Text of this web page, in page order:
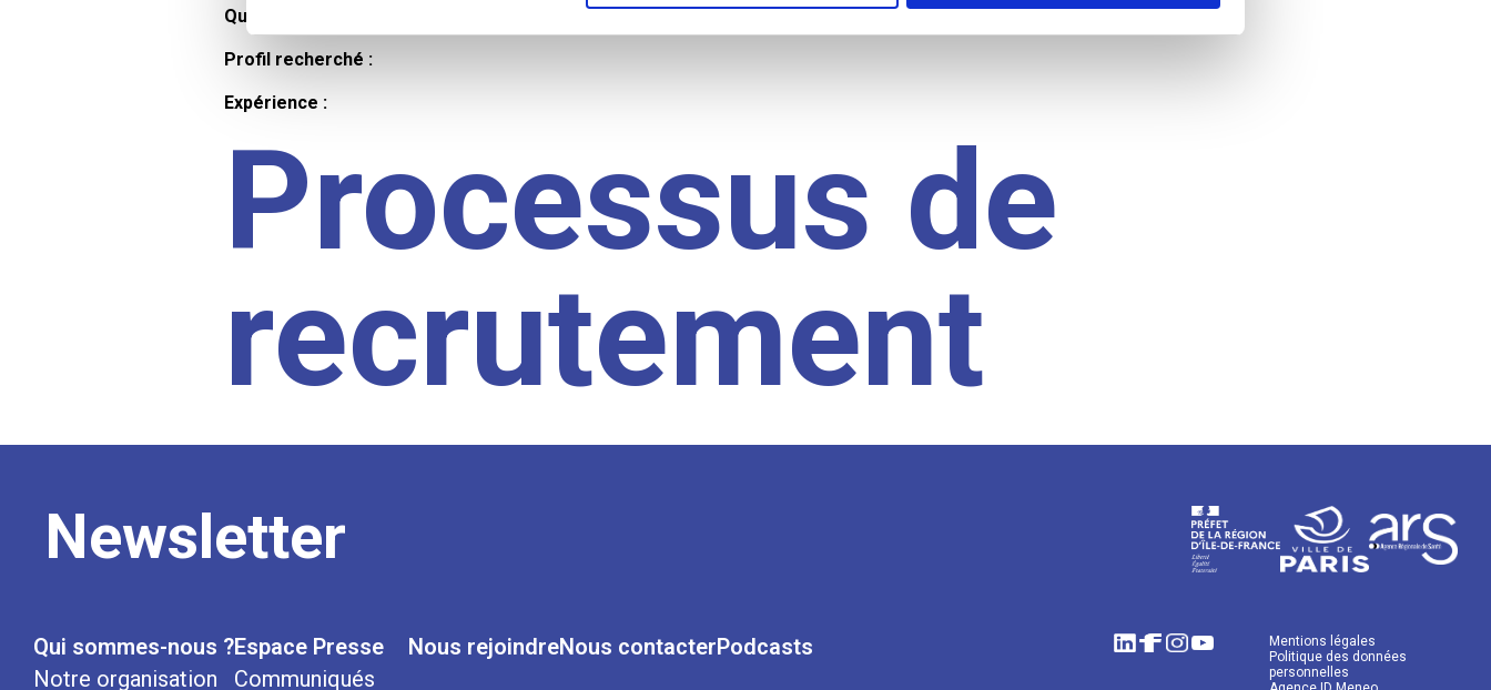
Qualifications et diplômes :
Profil recherché :
Expérience :
Processus de
recrutement
Newsletter
Qui sommes-nous ?
Notre organisation
Espace Presse
Communiqués
Nous rejoindreNous contacterPodcasts
Mentions légales
Politique des données
personnelles